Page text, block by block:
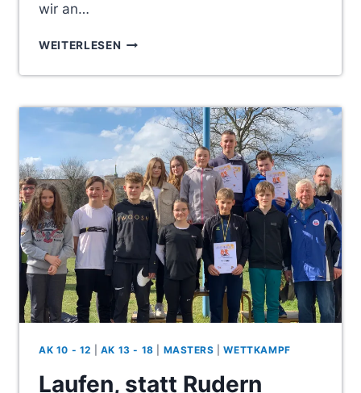
wir an…
WEITERLESEN DIE
REGATTA
SAISON
2023
WAR
BERLIN
AK 10 - 12 AK 13 - 18 MASTERS |WETTKAMPF
Laufen, statt Rudern